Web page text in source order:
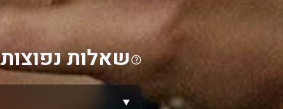
שאלות נפוצות